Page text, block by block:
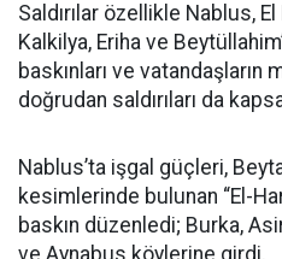
Saldırılar özellikle Nablus,
Kalkilya, Eriha ve
baskınları ve vatandaşların
doğrudan saldırıları da
Nablus’ta işgal güçleri,
kesimlerinde bulunan “El-
baskın düzenledi; Burka,
ve Aynabus köylerine girdi.